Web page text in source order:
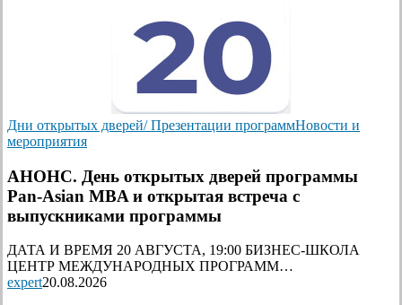
Дни открытых дверей/ Презентации программНовости и
мероприятия
АНОНС. День открытых дверей программы
Pan-Asian MBA и открытая встреча с
выпускниками программы
ДАТА И ВРЕМЯ 20 АВГУСТА, 19:00 БИЗНЕС-ШКОЛА
ЦЕНТР МЕЖДУНАРОДНЫХ ПРОГРАММ…
expert20.08.2026